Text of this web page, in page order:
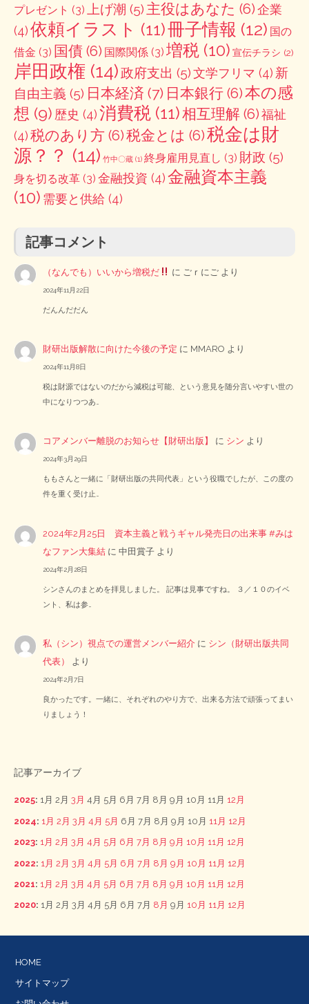
プレゼント (3) 上げ潮 (5) 主役はあなた (6)企業
(4)依頼イラスト (11)冊子情報 (12) 国の
借金 (3) 国債 (6) 国際関係 (3) 増税 (10) 宣伝チラシ (2)
岸田政権 (14)政府支出 (5)文学フリマ (4) 新
自由主義 (5) 日本経済 (7) 日本銀行 (6)本の感
想 (9) 歴史 (4)消費税 (11)相互理解 (6)福祉
(4)税のあり方 (6)税金とは (6)税金は財
源？？ (14) 竹中〇蔵 (1) 終身雇用見直し (3) 財政 (5)
身を切る改革 (3) 金融投資 (4)金融資本主義
(10) 需要と供給 (4)
記事コメント
（なんでも）いいから増税だ に ごｒにご より
2024年11月22日
だんんだだん
財研出版解散に向けた今後の予定 に MMARO より
2024年11月8日
税は財源ではないのだから減税は可能、という意見を随分言いやすい世の
中になりつつあ…
コアメンバー離脱のお知らせ【財研出版】 に シン より
2024年3月29日
ももさんと一緒に「財研出版の共同代表」という役職でしたが、この度の
件を重く受け止…
2024年2月25日 資本主義と戦うギャル発売日の出来事 #みは
なファン大集結 に中田賞子 より
2024年2月28日
シンさんのまとめを拝見しました。 記事は見事ですね。 ３／１０のイベ
ント、私は参…
私（シン）視点での運営メンバー紹介 に シン（財研出版共同
代表）
より
2024年2月7日
良かったです。一緒に、それぞれのやり方で、出来る方法で頑張ってまい
りましょう！
記事アーカイブ
2025: 1月 2月 3月 4月 5月 6月 7月 8月 9月 10月 11月 12月
2024: 1月 2月 3月 4月 5月 6月 7月 8月 9月 10月 11月 12月
2023: 1月 2月 3月 4月 5月 6月 7月 8月 9月 10月 11月 12月
2022: 1月 2月 3月 4月 5月 6月 7月 8月 9月 10月 11月 12月
2021: 1月 2月 3月 4月 5月 6月 7月 8月 9月 10月 11月 12月
2020: 1月 2月 3月 4月 5月 6月 7月 8月 9月 10月 11月 12月
HOME
サイトマップ